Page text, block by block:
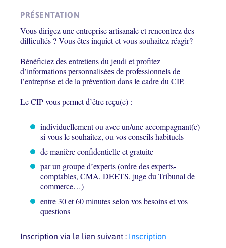
PRÉSENTATION
Vous dirigez une entreprise artisanale et rencontrez des
difficultés ? Vous êtes inquiet et vous souhaitez réagir?
Bénéficiez des entretiens du jeudi et profitez
d’informations personnalisées de professionnels de
l’entreprise et de la prévention dans le cadre du CIP.
Le CIP vous permet d’être reçu(e) :
individuellement ou avec un/une accompagnant(e)
si vous le souhaitez, ou vos conseils habituels
de manière confidentielle et gratuite
par un groupe d’experts (ordre des experts-
comptables, CMA, DEETS, juge du Tribunal de
commerce…)
entre 30 et 60 minutes selon vos besoins et vos
questions
Inscription via le lien suivant : Inscription